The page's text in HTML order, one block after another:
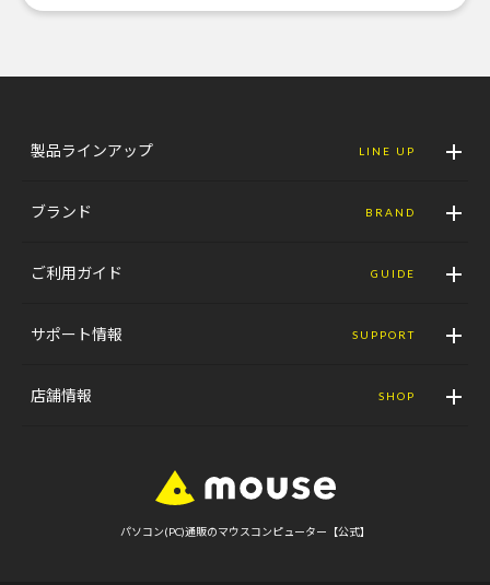
製品ラインアップ LINE UP
ブランド BRAND
ご利用ガイド GUIDE
サポート情報 SUPPORT
店舗情報 SHOP
パソコン(PC)通販のマウスコンピューター【公式】